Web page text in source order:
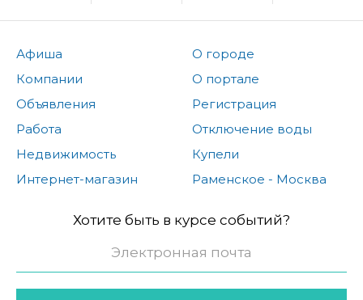
Афиша
Компании
Объявления
Работа
Недвижимость
Интернет-магазин
О городе
О портале
Регистрация
Отключение воды
Купели
Раменское - Москва
Хотите быть в курсе событий?